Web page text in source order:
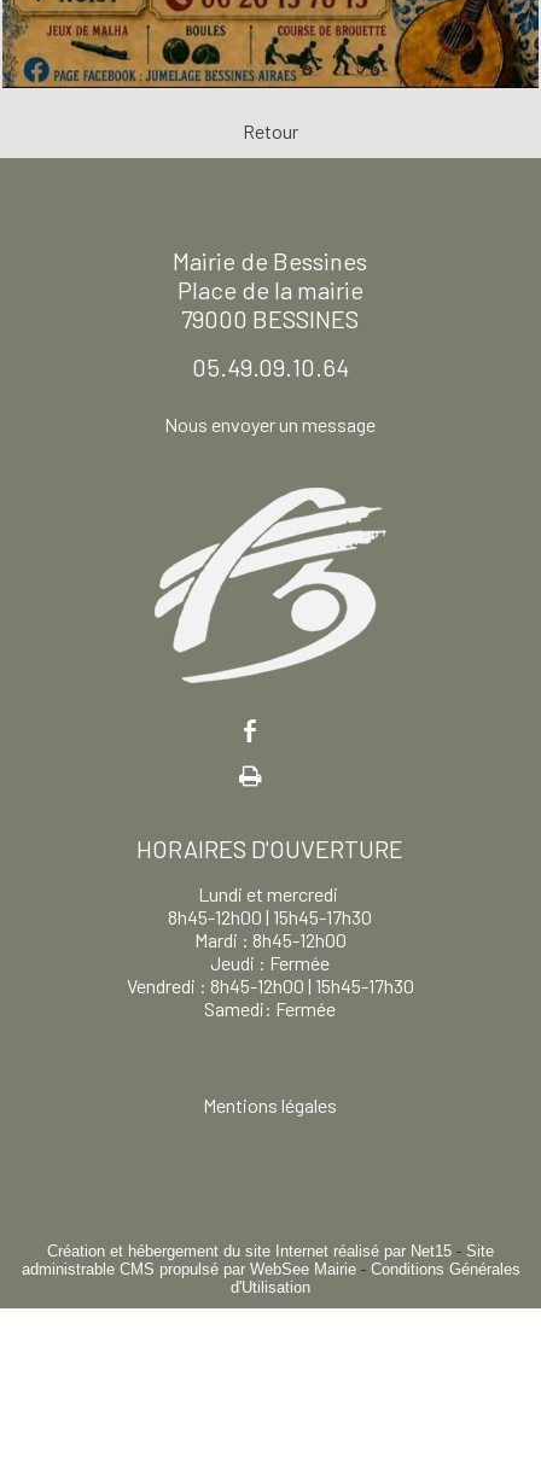
Retour
Mairie de Bessines
Place de la mairie
79000 BESSINES
05.49.09.10.64
Nous envoyer un message
HORAIRES D'OUVERTURE
Lundi et mercredi
8h45-12h00 | 15h45-17h30
Mardi : 8h45-12h00
Jeudi : Fermée
Vendredi : 8h45-12h00 | 15h45-17h30
Samedi: Fermée
Mentions légales
Création et hébergement du site Internet réalisé par Net15 - Site
administrable CMS propulsé par WebSee Mairie- Conditions Générales
d'Utilisation